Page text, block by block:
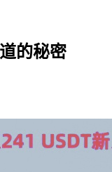
的秘密